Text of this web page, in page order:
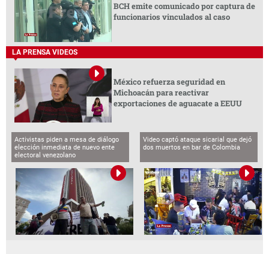
BCH emite comunicado por captura de
funcionarios vinculados al caso
LA PRENSA VIDEOS
México refuerza seguridad en
Michoacán para reactivar
exportaciones de aguacate a EEUU
Activistas piden a mesa de diálogo
elección inmediata de nuevo ente
electoral venezolano
Video captó ataque sicarial que dejó
dos muertos en bar de Colombia